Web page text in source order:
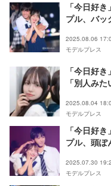
「今日好
プル、バッ
2025.08.06
モデルプレス
「今日好
「別人み
2025.08.04
モデルプレス
「今日好
プル、頭ぽ
2025.07.30
モデルプレス